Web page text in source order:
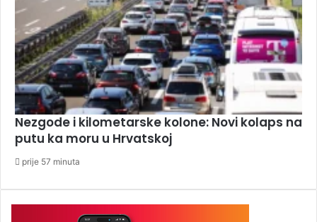
Nezgode i kilometarske kolone: Novi kolaps na
putu ka moru u Hrvatskoj
prije 57 minuta